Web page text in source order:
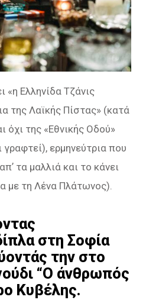
«η Ελληνίδα Τζάνις
της Λαϊκής Πίστας» (κατά
όχι της «Εθνικής Οδού»
ερμηνεύτρια που
τα μαλλιά και το κάνει
με τη Λένα Πλάτωνος).
στη Σοφία
την στο
“Ο άνθρωπός
Κυβέλης.